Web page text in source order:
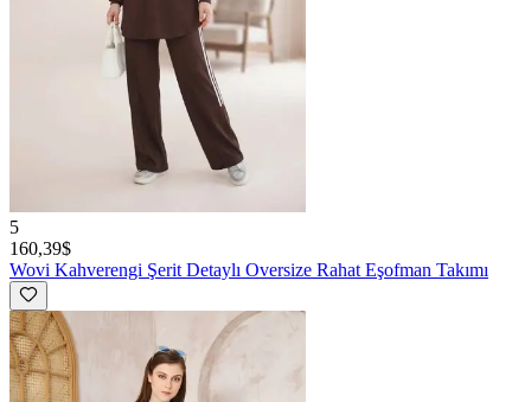
5
160,39$
Wovi Kahverengi Şerit Detaylı Oversize Rahat Eşofman Takımı